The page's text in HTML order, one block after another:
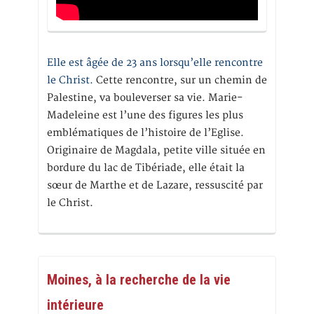
Elle est âgée de 23 ans lorsqu’elle rencontre
le Christ. Cette rencontre, sur un chemin de
Palestine, va bouleverser sa vie. Marie-
Madeleine est l’une des figures les plus
emblématiques de l’histoire de l’Eglise.
Originaire de Magdala, petite ville située en
bordure du lac de Tibériade, elle était la
sœur de Marthe et de Lazare, ressuscité par
le Christ.
Moines, à la recherche de la vie
intérieure